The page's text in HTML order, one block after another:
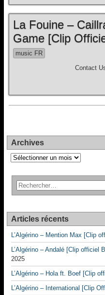
La Fouine –
Game [Clip
music FR
Contact
Archives
Archives
Articles récents
L’Algérino – Mention Max [Clip
L’Algérino – Andalé [Clip officiel
2025
L’Algérino – Hola ft. Boef [Clip
L’Algérino – International [Clip